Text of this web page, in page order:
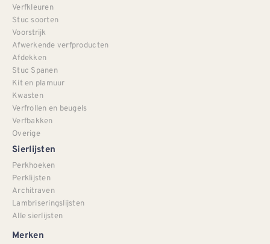
Verfkleuren
Stuc soorten
Voorstrijk
Afwerkende verfproducten
Afdekken
Stuc Spanen
Kit en plamuur
Kwasten
Verfrollen en beugels
Verfbakken
Overige
Sierlijsten
Perkhoeken
Perklijsten
Architraven
Lambriseringslijsten
Alle sierlijsten
Merken